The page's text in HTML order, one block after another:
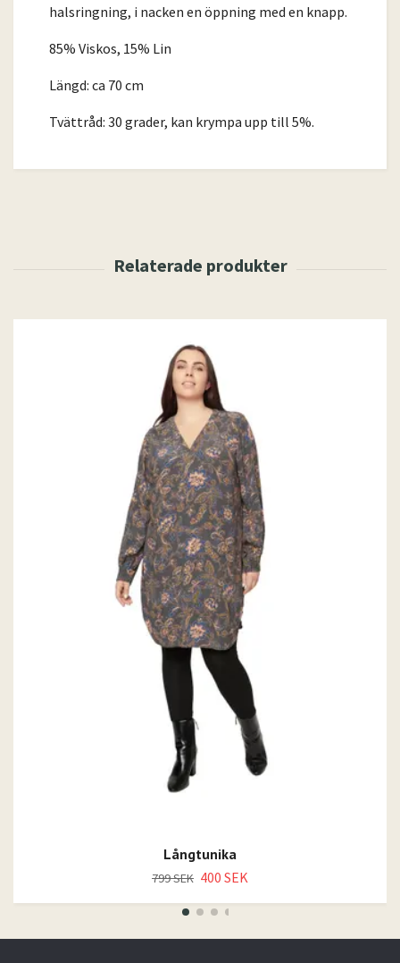
halsringning, i nacken en öppning med en knapp.
85% Viskos, 15% Lin
Längd: ca 70 cm
Tvättråd: 30 grader, kan krympa upp till 5%.
Långtunika
799 SEK 400 SEK